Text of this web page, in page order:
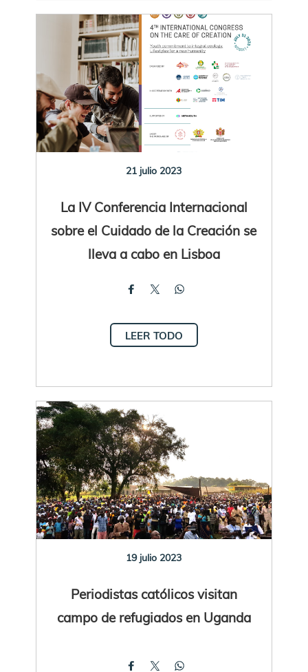
21 julio 2023
La IV Conferencia Internacional
sobre el Cuidado de la Creación se
lleva a cabo en Lisboa
LEER TODO
19 julio 2023
Periodistas católicos visitan
campo de refugiados en Uganda